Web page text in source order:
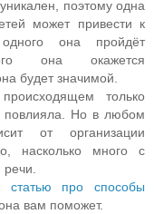
поэтому одна
может привести к
она пройдёт
она окажется
будет значимой.
только
повлияла. Но в любом
от организации
насколько много с
речи.
статью про способы
вам поможет.